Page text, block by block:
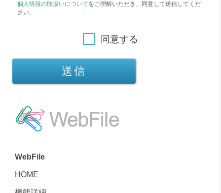
個人情報の取扱いについてをご理解いただき、同意して送信してくだ
さい。
同意する
WebFile
HOME